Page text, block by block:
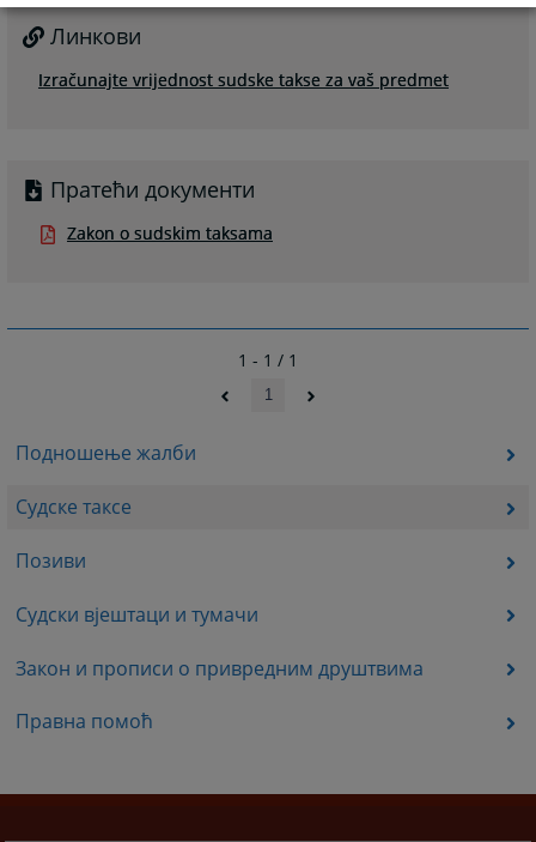
Подношење жалби
Судске таксе
Позиви
Судски вјештаци и тумачи
Закон и прописи о привредним друштвима
Правна помоћ
Линкови
Izračunajte vrijednost sudske takse za vaš predmet
Пратећи документи
Zakon o sudskim taksama
1 - 1 / 1
1